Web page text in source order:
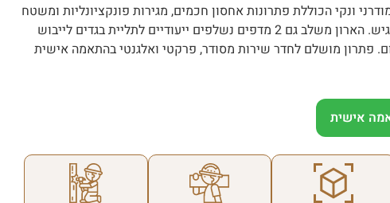
ונקי הכוללת פתרונות אחסון חכמים, מגירות פונקציונליות ומשטח
נשלף לקיפול כביסה נוח ונגיש. הארון משלב גם 2 מדפים נשלפים ייעודיים לתליית בגדים לייבוש
פתרון מושלם לחדר שירות מסודר, פרקטי ואלגנטי בהתאמה אישית
אישית